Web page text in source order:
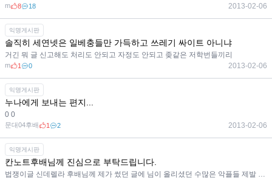
m 8 18 2013-02-06
익명게시판
솔직히 세연넷은 일베충들만 가득하고 쓰레기 싸이트 아니냐
거긴 뭐 글 신고해도 처리도 안되고 자정도 안되고 좆같은 저학번들끼리
m 1 0 2013-02-06
익명게시판
누나에게 보내는 편지...
0 0
문대04후배 1 2 2013-02-06
익명게시판
칸노트후배님께 진심으로 부탁드립니다.
법쟁이글 신데렐라 후배님께 제가 썼던 글에 님이 올리셨던 수많은 악플들 제발 지워주시면 안될까요 부탁드